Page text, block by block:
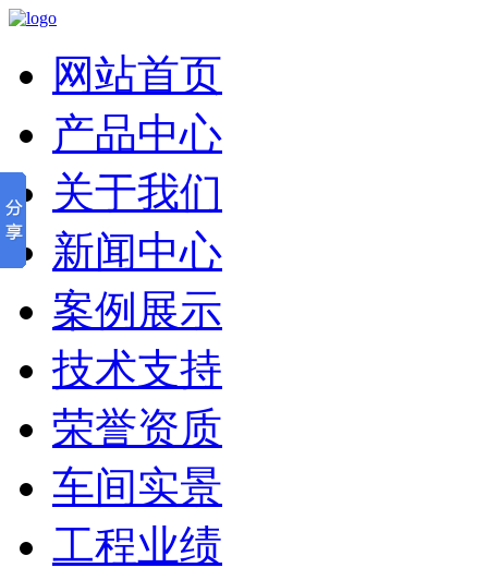
网站首页
产品中心
关于我们
新闻中心
案例展示
技术支持
荣誉资质
车间实景
工程业绩